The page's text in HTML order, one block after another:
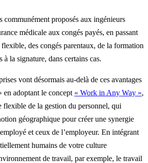
communément proposés aux ingénieurs
médicale aux congés payés, en passant
des congés parentaux, de la formation
à la signature, dans certains cas.
vont désormais au-delà de ces avantages
en adoptant le concept « Work in Any Way »,
flexible de la gestion du personnel, qui
géographique pour créer une synergie
et ceux de l’employeur. En intégrant
humains de votre culture
de travail, par exemple, le travail